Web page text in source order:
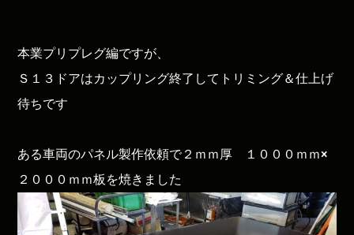
本業プリプレグ編ですが、
Ｓ１３ドアはカップリング終了してトリミング＆仕上げ
待ちです
ある車両のパネル製作依頼で２ｍｍ厚 １０００ｍｍ×
２０００ｍｍ板を焼きました